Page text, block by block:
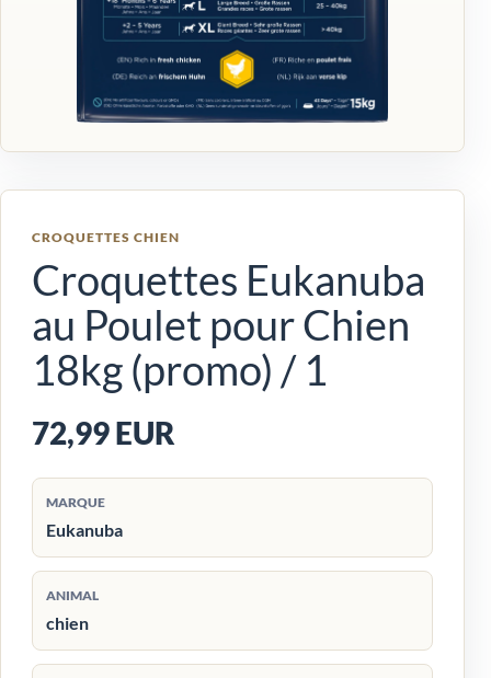
CROQUETTES CHIEN
Croquettes Eukanuba
au Poulet pour Chien
18kg (promo) / 1
72,99 EUR
MARQUE
Eukanuba
ANIMAL
chien